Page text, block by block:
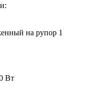
на рупор 1
Вт